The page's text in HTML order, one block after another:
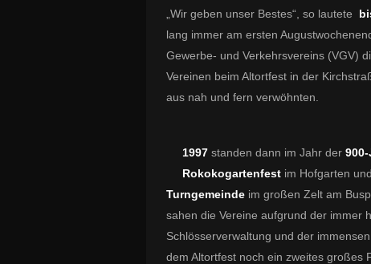
„Wir geben unser Bestes“, so lautete
lang immer am ersten
Gewerbe- und Verkehrsvereins (VGV)
Vereinen beim Altortfest in der
aus nah und fern verwöhnten.
1997 standen dann im Jahr der
Rokokogartenfest im Hofgarten
Turngemeinde im großen Zelt am
sahen die Vereine aufgrund der immer
Schlösserverwaltung und der
dem Altortfest noch ein zweites großes